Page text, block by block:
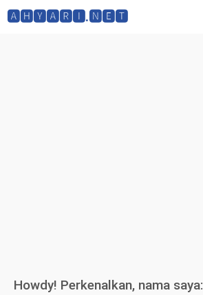
🅰🅷🆈🅰🆁🅸.🅽🅴🆃
Howdy! Perkenalkan, nama saya: